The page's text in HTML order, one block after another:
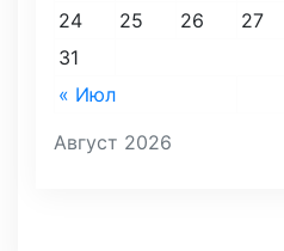
Август 2026
« Июл
24
25 26 27
31